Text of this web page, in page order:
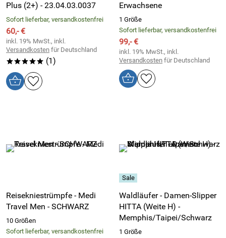
Plus (2+) - 23.04.03.0037
Sofort lieferbar, versandkostenfrei
60,- €
inkl. 19% MwSt., inkl.
Versandkosten für Deutschland
***** (1)
Erwachsene
1 Größe
Sofort lieferbar, versandkostenfrei
99,- €
inkl. 19% MwSt., inkl.
Versandkosten für Deutschland
Reisekniestrümpfe - Medi
Travel Men - SCHWARZ
10 Größen
Sofort lieferbar, versandkostenfrei
Waldläufer - Damen-Slipper
HITTA (Weite H) -
Memphis/Taipei/Schwarz
1 Größe